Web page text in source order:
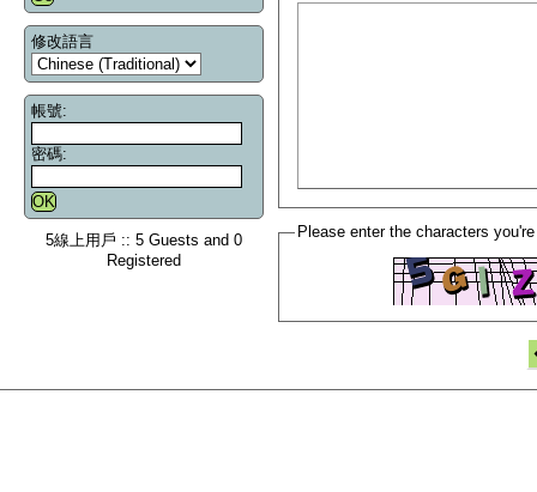
修改語言
帳號:
密碼:
5線上用戶 :: 5 Guests and 0
Registered
Please enter the characters